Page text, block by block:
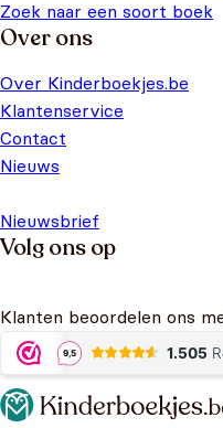
Zoek naar een soort boek
Over ons
Over Kinderboekjes.be
Klantenservice
Contact
Nieuws
Nieuwsbrief
Volg ons op
Klanten beoordelen ons